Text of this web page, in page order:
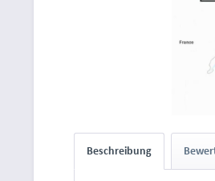
Beschreibung